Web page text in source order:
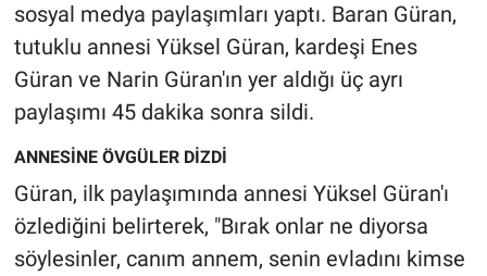
sosyal medya paylaşımları yaptı. Baran Güran,
tutuklu annesi Yüksel Güran, kardeşi Enes
Güran ve Narin Güran'ın yer aldığı üç ayrı
paylaşımı 45 dakika sonra sildi.
ANNESİNE ÖVGÜLER DİZDİ
Güran, ilk paylaşımında annesi Yüksel Güran'ı
özlediğini belirterek, "Bırak onlar ne diyorsa
söylesinler, canım annem, senin evladını kimse
Kültür Sanat
Ne demişti
Nedir
Popüler
Programlar